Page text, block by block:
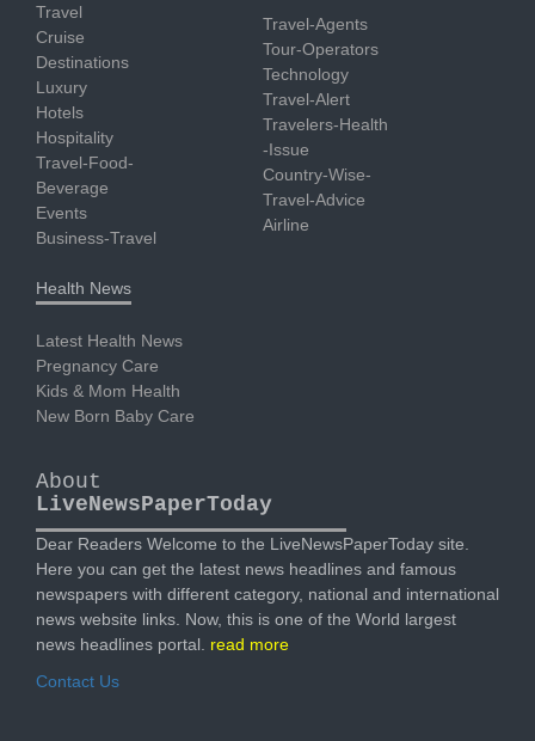
Travel
Cruise
Destinations
Luxury
Hotels
Hospitality
Travel-Food-
Beverage
Events
Business-Travel
Travel-Agents
Tour-Operators
Technology
Travel-Alert
Travelers-Health
-Issue
Country-Wise-
Travel-Advice
Airline
Health News
Latest Health News
Pregnancy Care
Kids & Mom Health
New Born Baby Care
About
LiveNewsPaperToday
Dear Readers Welcome to the LiveNewsPaperToday site.
Here you can get the latest news headlines and famous
newspapers with different category, national and international
news website links. Now, this is one of the World largest
news headlines portal. read more
Contact Us